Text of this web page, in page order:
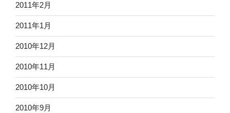
2011年2月
2011年1月
2010年12月
2010年11月
2010年10月
2010年9月